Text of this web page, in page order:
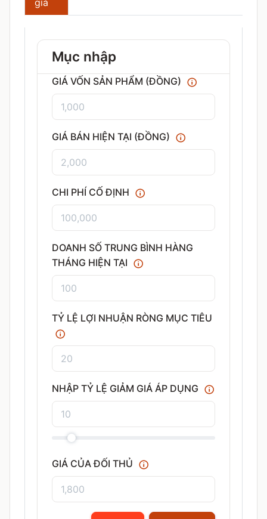
giá
Mục nhập
GIÁ VỐN SẢN PHẨM (ĐỒNG)
GIÁ BÁN HIỆN TẠI (ĐỒNG)
CHI PHÍ CỐ ĐỊNH
DOANH SỐ TRUNG BÌNH HÀNG
THÁNG HIỆN TẠI
TỶ LỆ LỢI NHUẬN RÒNG MỤC TIÊU
NHẬP TỶ LỆ GIẢM GIÁ ÁP DỤNG
GIÁ CỦA ĐỐI THỦ